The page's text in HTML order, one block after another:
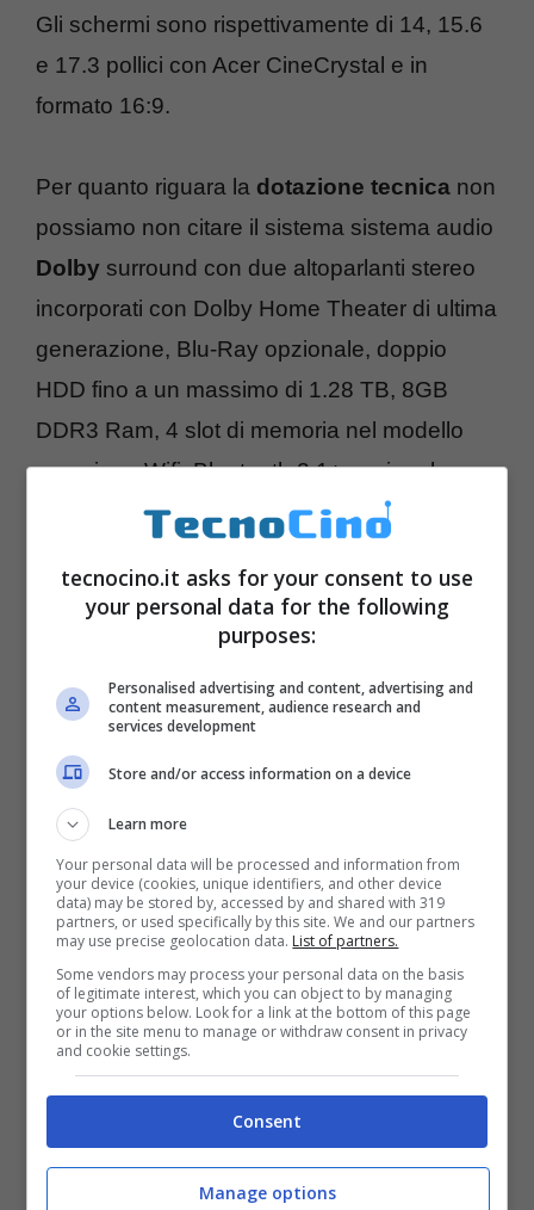
Gli schermi sono rispettivamente di 14, 15.6
e 17.3 pollici con Acer CineCrystal e in
formato 16:9.
Per quanto riguara la dotazione tecnica non
possiamo non citare il sistema sistema audio
Dolby surround con due altoparlanti stereo
incorporati con Dolby Home Theater di ultima
generazione, Blu-Ray opzionale, doppio
HDD fino a un massimo di 1.28 TB, 8GB
DDR3 Ram, 4 slot di memoria nel modello
maggiore, Wifi, Bluetooth 2.1+ opzionale,
Gigabit LAN emodem, labatteriaè da 8 ore
tecnocino.it asks for your consent to use
your personal data for the following
purposes:
Personalised advertising and content, advertising and
content measurement, audience research and
services development
Store and/or access information on a device
Learn more
Your personal data will be processed and information from
your device (cookies, unique identifiers, and other device
data) may be stored by, accessed by and shared with 319
partners, or used specifically by this site. We and our partners
may use precise geolocation data. List of partners.
Some vendors may process your personal data on the basis
of legitimate interest, which you can object to by managing
your options below. Look for a link at the bottom of this page
or in the site menu to manage or withdraw consent in privacy
and cookie settings.
Consent
Manage options